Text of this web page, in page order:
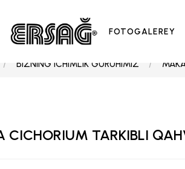
FOTOGALEREY
BIZNING ICHIMLIK GURUHIMIZ
CICHORIUM TARKIBLI